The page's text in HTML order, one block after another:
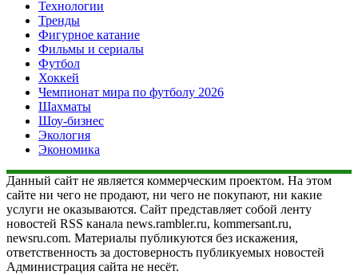
Технологии
Тренды
Фигурное катание
Фильмы и сериалы
Футбол
Хоккей
Чемпионат мира по футболу 2026
Шахматы
Шоу-бизнес
Экология
Экономика
Данный сайт не является коммерческим проектом. На этом
сайте ни чего не продают, ни чего не покупают, ни какие
услуги не оказываются. Сайт представляет собой ленту
новостей RSS канала news.rambler.ru, kommersant.ru,
newsru.com. Материалы публикуются без искажения,
ответственность за достоверность публикуемых новостей
Администрация сайта не несёт.